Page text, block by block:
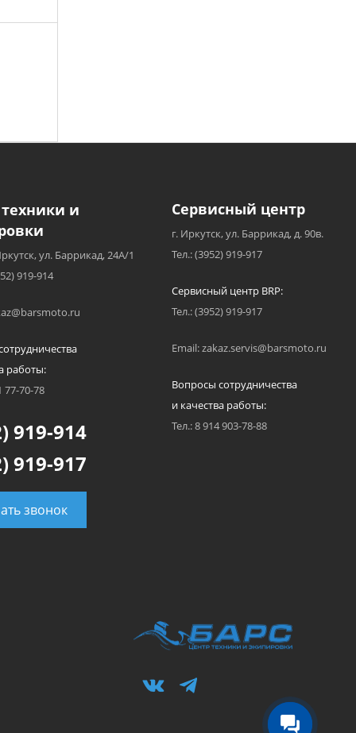
и
ул. Баррикад, 24А/1
919-914
работы:
77-70-78
919-914
919-917
звонок
Сервисный центр
г. Иркутск, ул. Баррикад, д. 90в.
Тел.: (3952) 919-917
Сервисный центр BRP:
Тел.: (3952) 919-917
Email: zakaz.servis@barsmoto.ru
Вопросы сотрудничества
и качества работы:
Тел.: 8 914 903-78-88